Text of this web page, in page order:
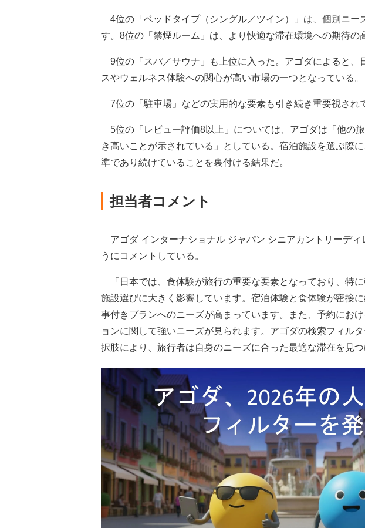
4位の「ベッドタイプ（シングル／ツイン）」は、個別ニー
す。8位の「禁煙ルーム」は、より快適な滞在環境への期待の
9位の「スパ／サウナ」も上位に入った。アゴダによると、
スやウェルネス体験への関心が高い市場の一つとなっている。
7位の「駐車場」などの実用的な要素も引き続き重要視され
5位の「レビュー評価8以上」については、アゴダは「他の
き高いことが示されている」としている。宿泊施設を選ぶ際
準であり続けていることを裏付ける結果だ。
担当者コメント
アゴダ インターナショナル ジャパン シニアカントリーディ
うにコメントしている。
「日本では、食体験が旅行の重要な要素となっており、特
施設選びに大きく影響しています。宿泊体験と食体験が密接
事付きプランへのニーズが高まっています。また、予約にお
ョンに関して強いニーズが見られます。アゴダの検索フィル
択肢により、旅行者は自身のニーズに合った最適な滞在を見つ